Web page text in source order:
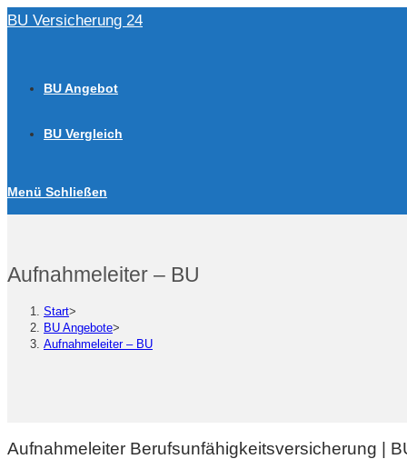
Zum
BU Versicherung 24
BU Angebot
BU Vergleich
Menü Schließen
Aufnahmeleiter – BU
Start>
BU Angebote>
Aufnahmeleiter – BU
Aufnahmeleiter Berufsunfähigkeitsversicherung |